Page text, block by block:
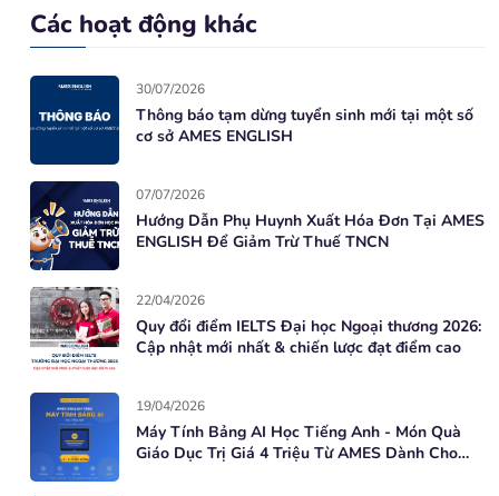
Các hoạt động khác
30/07/2026
Thông báo tạm dừng tuyển sinh mới tại một số
cơ sở AMES ENGLISH
07/07/2026
Hướng Dẫn Phụ Huynh Xuất Hóa Đơn Tại AMES
ENGLISH Để Giảm Trừ Thuế TNCN
22/04/2026
Quy đổi điểm IELTS Đại học Ngoại thương 2026:
Cập nhật mới nhất & chiến lược đạt điểm cao
19/04/2026
Máy Tính Bảng AI Học Tiếng Anh - Món Quà
Giáo Dục Trị Giá 4 Triệu Từ AMES Dành Cho